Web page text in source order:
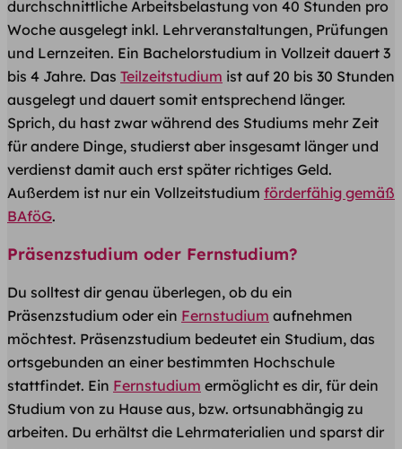
durchschnittliche Arbeitsbelastung von 40 Stunden pro
Woche ausgelegt inkl. Lehrveranstaltungen, Prüfungen
und Lernzeiten. Ein Bachelorstudium in Vollzeit dauert 3
bis 4 Jahre. Das Teilzeitstudium ist auf 20 bis 30 Stunden
ausgelegt und dauert somit entsprechend länger.
Sprich, du hast zwar während des Studiums mehr Zeit
für andere Dinge, studierst aber insgesamt länger und
verdienst damit auch erst später richtiges Geld.
Außerdem ist nur ein Vollzeitstudium förderfähig gemäß
BAföG.
Präsenzstudium oder Fernstudium?
Du solltest dir genau überlegen, ob du ein
Präsenzstudium oder ein Fernstudium aufnehmen
möchtest. Präsenzstudium bedeutet ein Studium, das
ortsgebunden an einer bestimmten Hochschule
stattfindet. Ein Fernstudium ermöglicht es dir, für dein
Studium von zu Hause aus, bzw. ortsunabhängig zu
arbeiten. Du erhältst die Lehrmaterialien und sparst dir